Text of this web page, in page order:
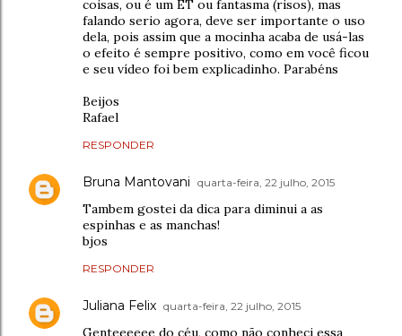
coisas, ou é um ET ou fantasma (risos), mas
falando serio agora, deve ser importante o uso
dela, pois assim que a mocinha acaba de usá-las
o efeito é sempre positivo, como em você ficou
e seu vídeo foi bem explicadinho. Parabéns
Beijos
Rafael
RESPONDER
Bruna Mantovani quarta-feira, 22 julho, 2015
Tambem gostei da dica para diminui a as
espinhas e as manchas!
bjos
RESPONDER
Juliana Felix quarta-feira, 22 julho, 2015
Genteeeeee do céu, como não conheci essa